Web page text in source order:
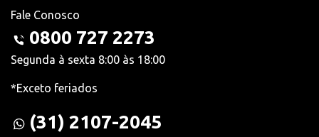
Fale Conosco
0800 727 2273
Segunda à sexta 8:00 às 18:00
*Exceto feriados
(31) 2107-2045